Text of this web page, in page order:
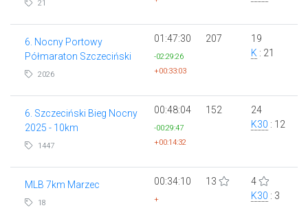
21
6. Nocny Portowy
Półmaraton Szczeciński
2026
01:47:30
-02:29:26
+00:33:03
207
19
K : 21
6. Szczeciński Bieg Nocny
2025 - 10km
1447
00:48:04
-00:29:47
+00:14:32
152
24
K30 : 12
MLB 7km Marzec
18
00:34:10
+
13
4
K30 : 3